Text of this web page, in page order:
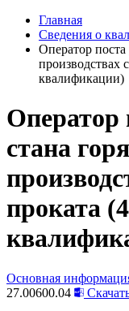
Главная
Сведения о
Оператор поста
производствах
квалификации)
Оператор
стана
проката
Основная
27.00600.04